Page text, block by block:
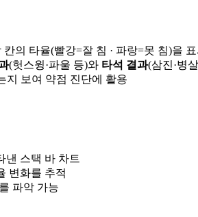
칸의 타율(빨강=잘 침 · 파랑=못 침)을 표
(헛스윙·파울 등)와 타석 결과(삼진·병
지 보여 약점 진단에 활용
낸 스택 바 차트
변화를 추적
파악 가능